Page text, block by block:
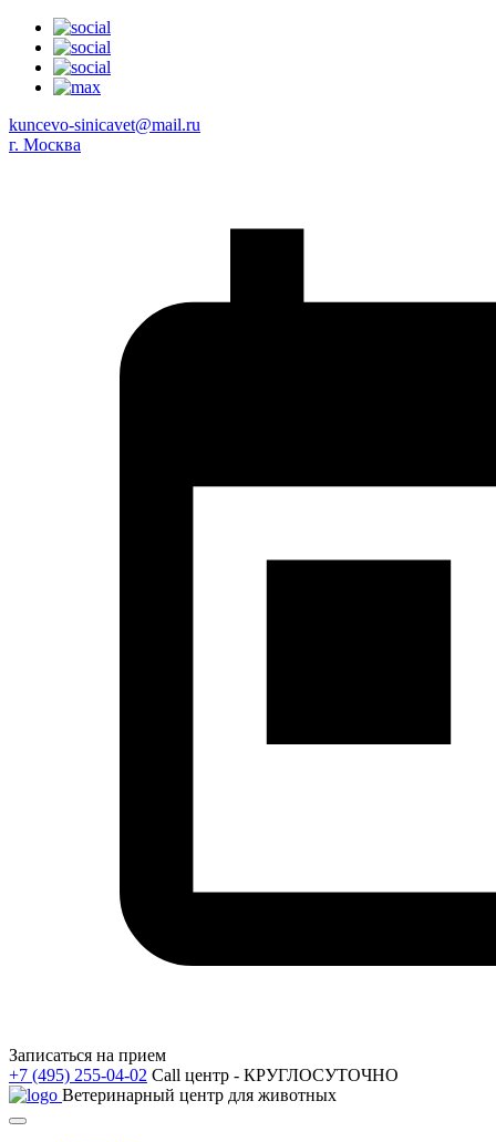
kuncevo-sinicavet@mail.ru
г. Москва
Записаться на прием
+7 (495) 255-04-02 Call центр - КРУГЛОСУТОЧНО
Ветеринарный центр для животных